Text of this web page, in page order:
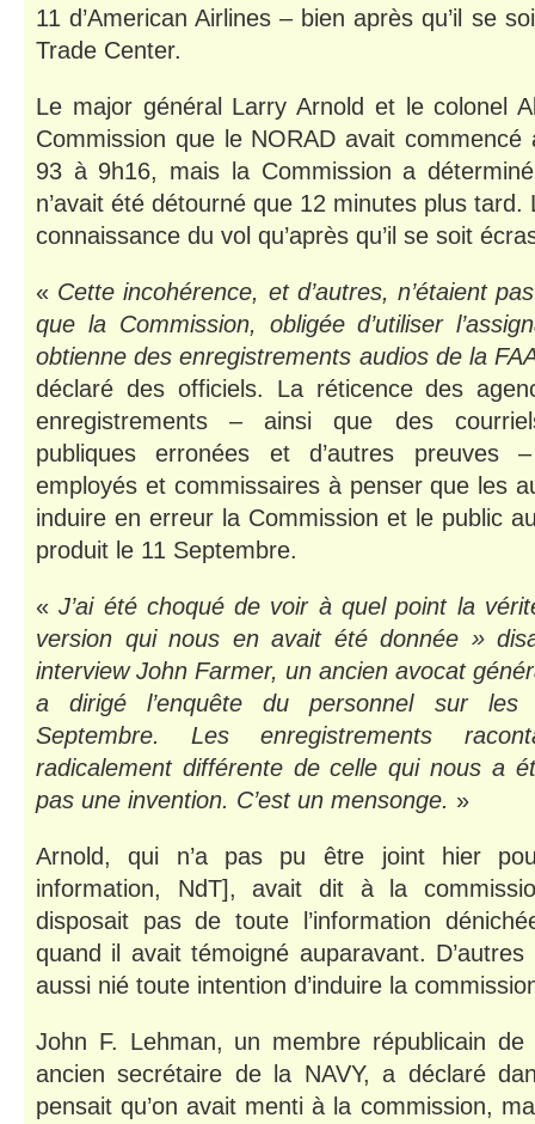
11 d’American Airlines – bien après qu’il se
Trade Center.
Le major général Larry Arnold et le colonel
Commission que le NORAD avait
93 à 9h16, mais la Commission a
n’avait été détourné que 12 minutes plus tard.
connaissance du vol qu’après qu’il se soit
« Cette incohérence, et d’autres, n’étaient
que la Commission, obligée d’utiliser
obtienne des enregistrements audios de la
déclaré des officiels. La réticence des
enregistrements – ainsi que des
publiques erronées et d’autres preuves
employés et commissaires à penser que les
induire en erreur la Commission et le public
produit le 11 Septembre.
«J’ai été choqué de voir à quel point la
version qui nous en avait été donnée »
interview John Farmer, un ancien avocat
a dirigé l’enquête du personnel sur les
Septembre. Les enregistrements
radicalement différente de celle qui nous a
pas une invention. C’est un mensonge. »
Arnold, qui n’a pas pu être joint hier
information, NdT], avait dit à la
disposait pas de toute l’information
quand il avait témoigné auparavant.
aussi nié toute intention d’induire la
John F. Lehman, un membre républicain
ancien secrétaire de la NAVY, a déclaré
pensait qu’on avait menti à la commission,